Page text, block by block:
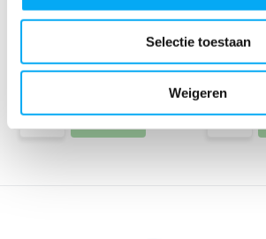
Selectie toestaan
Weigeren
Klik voor voorraad info
st.)
Klik voor